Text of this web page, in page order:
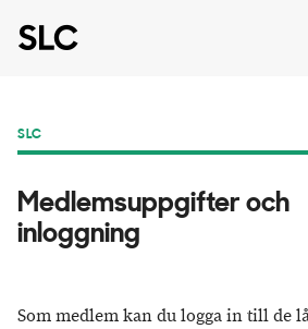
SLC
Medlemsuppgifter och
inloggning
Som medlem kan du logga in till de